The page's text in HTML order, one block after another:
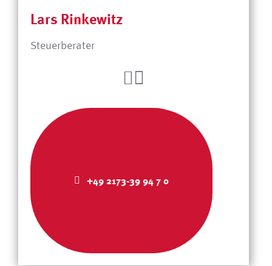
Lars Rinkewitz
Steuerberater
+49 2173-39 94 7 0